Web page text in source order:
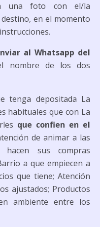
una foto con el/la
en el momento
al Whatsapp del
nombre de los dos
tenga depositada La
habituales que con La
que confien en el
de animar a las
sus compras
a que empiecen a
que tiene; Atención
ajustados; Productos
ambiente entre los